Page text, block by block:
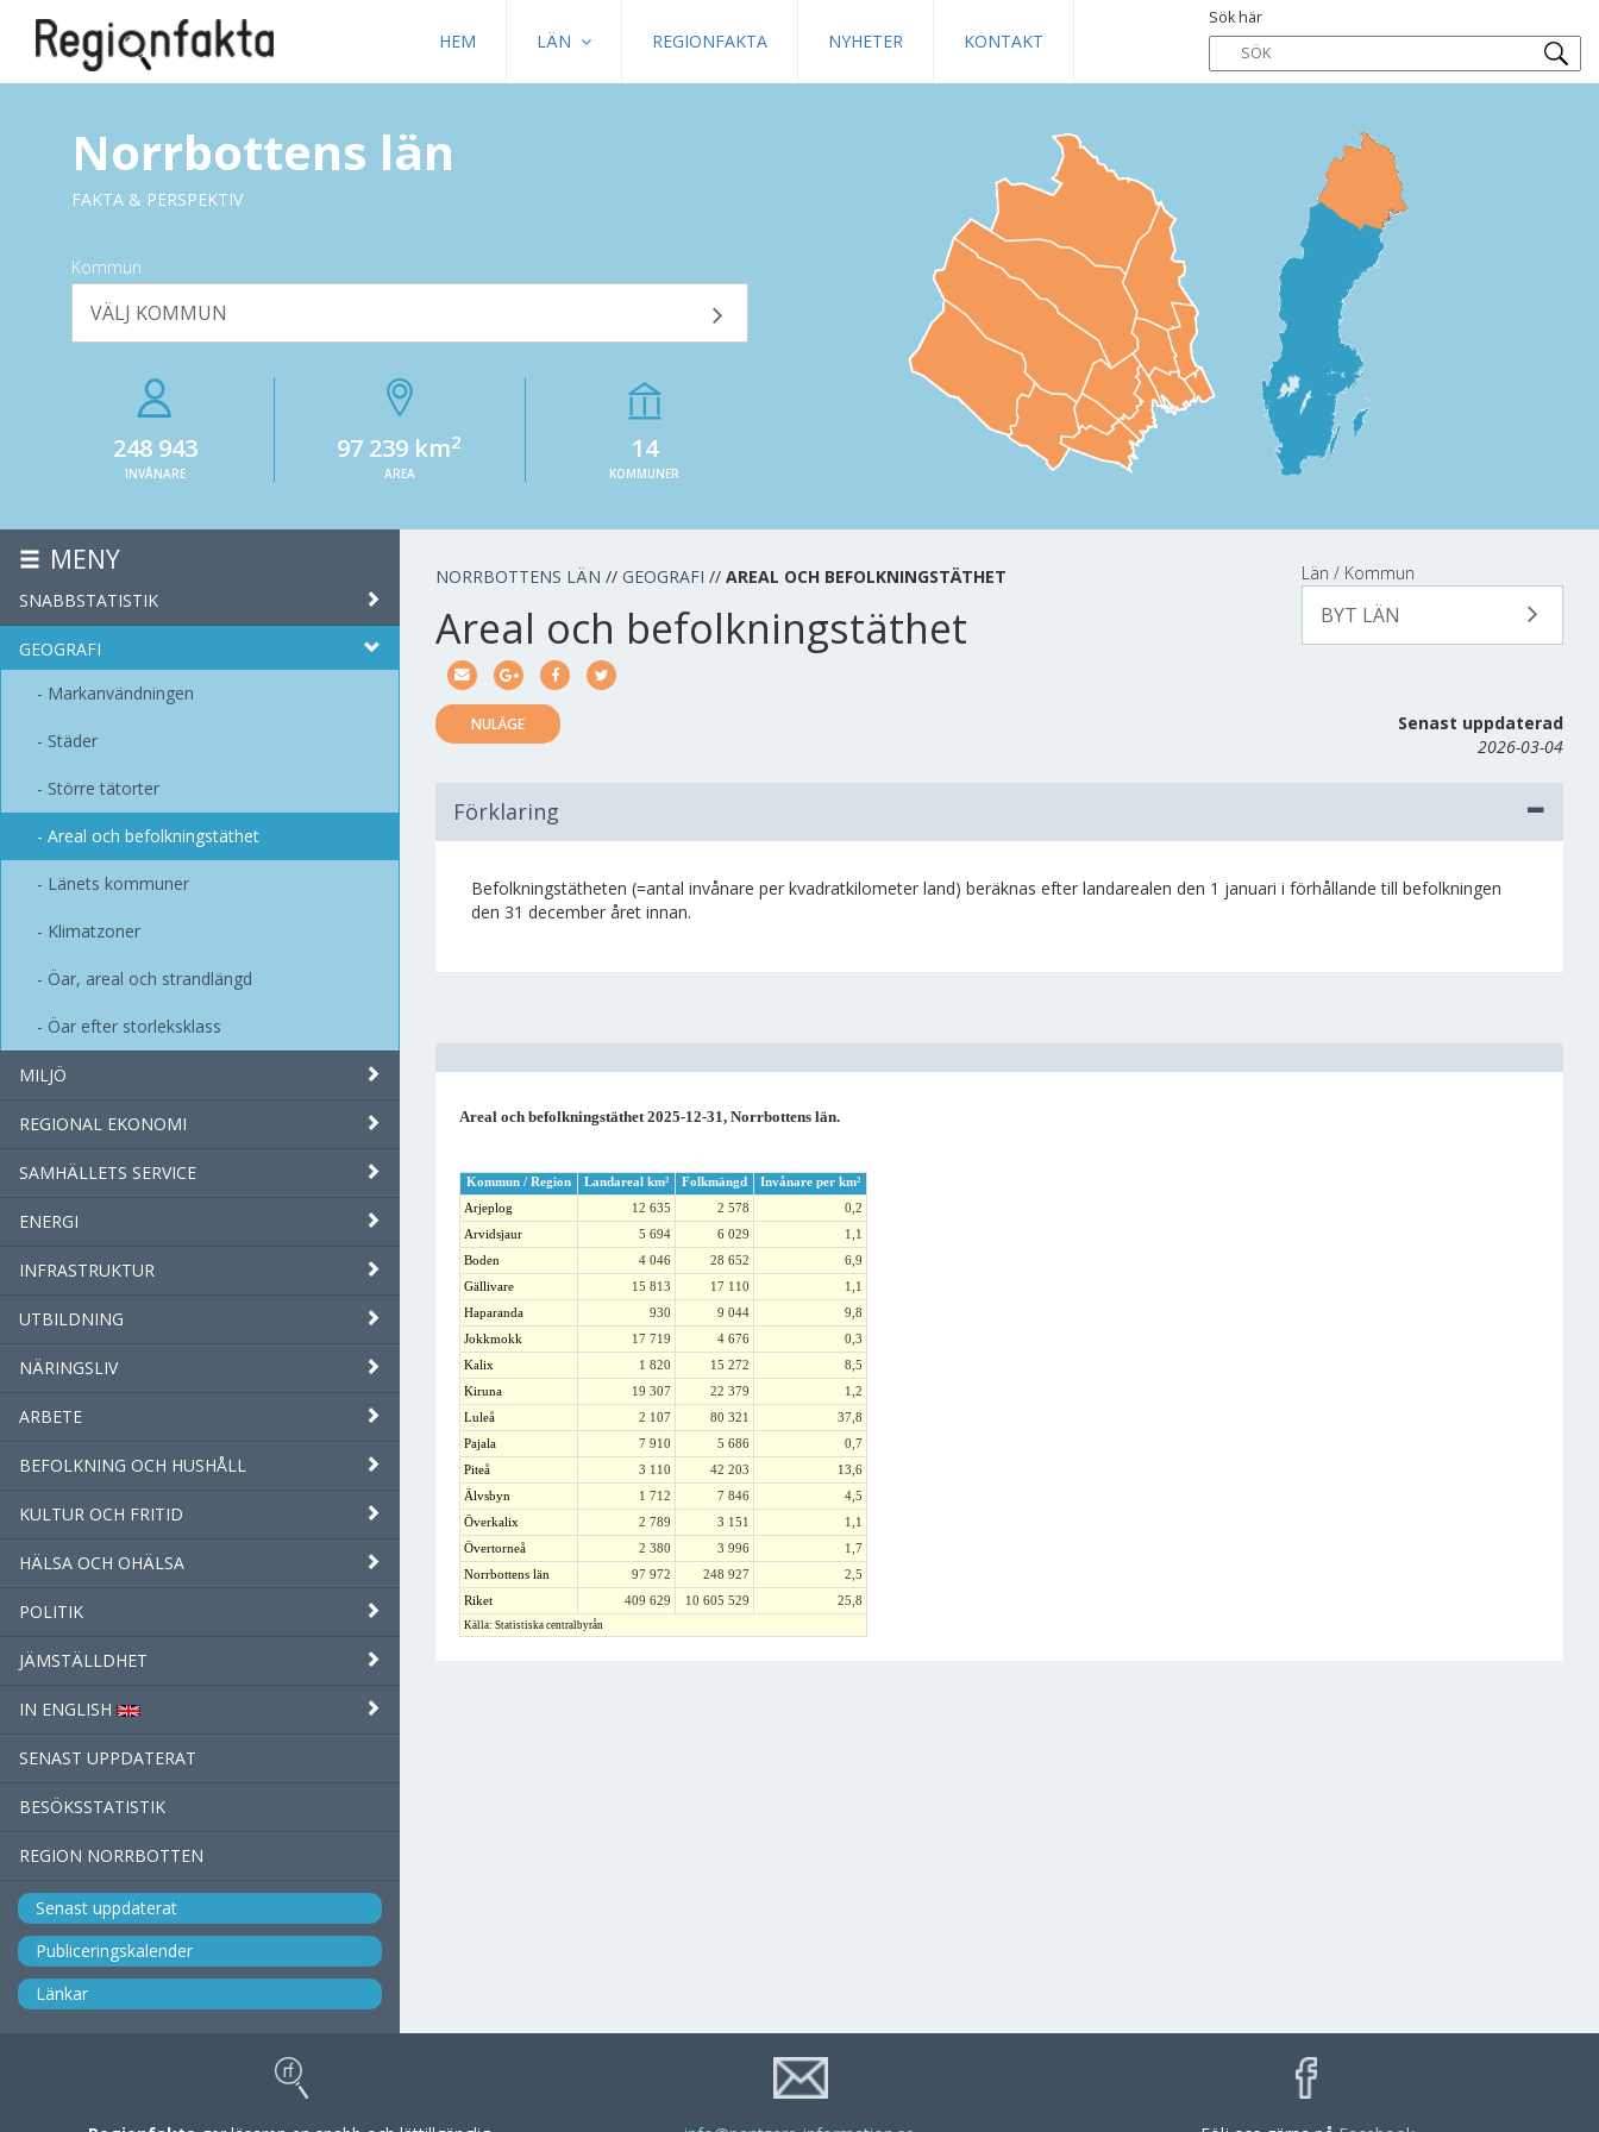
HEM LÄN REGIONFAKTA NYHETER KONTAKT
Sök här
Norrbottens län
FAKTA & PERSPEKTIV
Kommun
VÄLJ KOMMUN
248 943
INVÅNARE
97 239 km2
AREA
14
KOMMUNER
MENY
SNABBSTATISTIK
GEOGRAFI
Markanvändningen
Städer
Större tätorter
Areal och befolkningstäthet
Länets kommuner
Klimatzoner
Öar, areal och strandlängd
Öar efter storleksklass
MILJÖ
REGIONAL EKONOMI
SAMHÄLLETS SERVICE
ENERGI
INFRASTRUKTUR
UTBILDNING
NÄRINGSLIV
ARBETE
BEFOLKNING OCH HUSHÅLL
KULTUR OCH FRITID
HÄLSA OCH OHÄLSA
POLITIK
JÄMSTÄLLDHET
IN ENGLISH
SENAST UPPDATERAT
BESÖKSSTATISTIK
REGION NORRBOTTEN
Senast uppdaterat
Publiceringskalender
Länkar
NORRBOTTENS LÄN // GEOGRAFI // AREAL OCH BEFOLKNINGSTÄTHET Län / Kommun
BYT LÄN
Areal och befolkningstäthet
NULÄGE
Senast uppdaterad
2026-03-04
Förklaring
Befolkningstätheten (=antal invånare per kvadratkilometer land) beräknas efter landarealen den 1 januari i förhållande till befolkningen
den 31 december året innan.
Areal och befolkningstäthet 2025-12-31, Norrbottens län.
Kommun / Region Landareal km² Folkmängd
Invånare per km²
Arjeplog
12 635 2 578
0,2
Arvidsjaur
5 694 6 029
1,1
Boden
4 046 28 652
6,9
Gällivare
15 813 17 110
1,1
Haparanda
930 9 044
9,8
Jokkmokk
17 719 4 676
0,3
Kalix
1 820 15 272
8,5
Kiruna
19 307 22 379
1,2
Luleå
2 107 80 321
37,8
Pajala
7 910 5 686
0,7
Piteå
3 110 42 203
13,6
Älvsbyn
1 712 7 846
4,5
Överkalix
2 789 3 151
1,1
Övertorneå
2 380 3 996
1,7
Norrbottens län
97 972 248 927
2,5
Riket
409 629 10 605 529 25,8
Källa: Statistiska centralbyrån